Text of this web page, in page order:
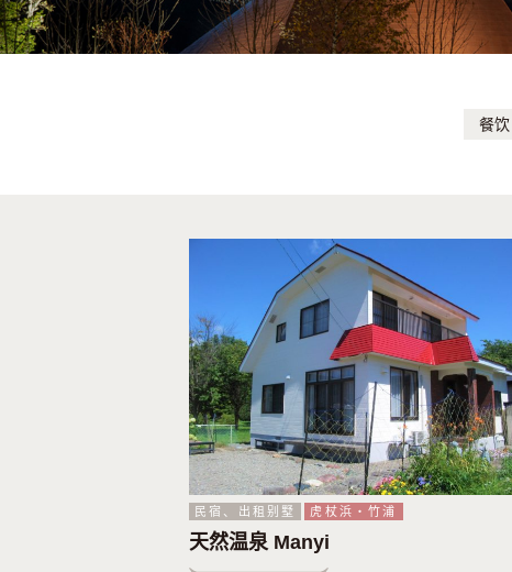
餐饮
民宿、出租别墅 虎杖浜・竹浦
天然温泉 Manyi